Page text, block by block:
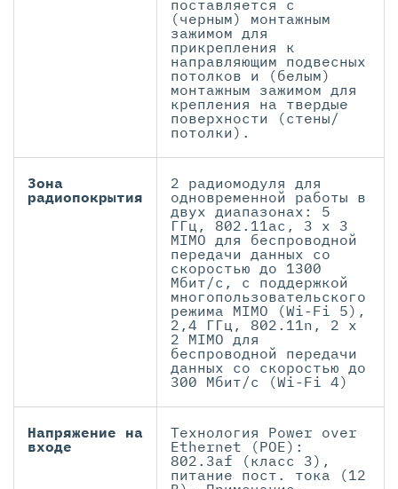
поставляется с
(черным) монтажным
зажимом для
прикрепления к
направляющим подвесных
потолков и (белым)
монтажным зажимом для
крепления на твердые
поверхности (стены/
потолки).
Зона
радиопокрытия
2 радиомодуля для
одновременной работы в
двух диапазонах: 5
ГГц, 802.11ac, 3 x 3
MIMO для беспроводной
передачи данных со
скоростью до 1300
Мбит/с, с поддержкой
многопользовательского
режима MIMO (Wi-Fi 5),
2,4 ГГц, 802.11n, 2 x
2 MIMO для
беспроводной передачи
данных со скоростью до
300 Мбит/с (Wi-Fi 4)
Напряжение на
входе
Технология Power over
Ethernet (POE):
802.3af (класс 3),
питание пост. тока (12